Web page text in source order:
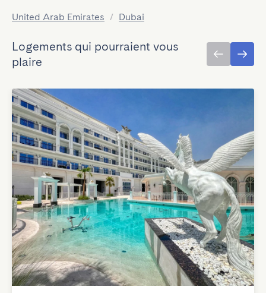
United Arab Emirates / Dubai
Logements qui pourraient vous
plaire